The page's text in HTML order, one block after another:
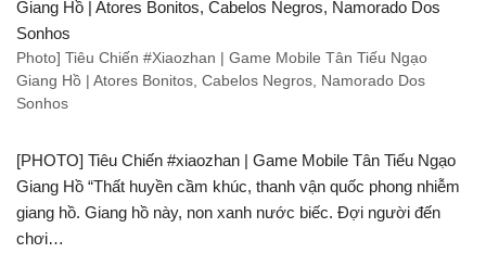
Photo] Tiêu Chiến #Xiaozhan | Game Mobile Tân Tiếu Ngạo
Giang Hồ | Atores Bonitos, Cabelos Negros, Namorado Dos
Sonhos
[PHOTO] Tiêu Chiến #xiaozhan | Game Mobile Tân Tiếu Ngạo
Giang Hồ “Thất huyền cầm khúc, thanh vận quốc phong nhiễm
giang hồ. Giang hồ này, non xanh nước biếc. Đợi người đến
chơi…